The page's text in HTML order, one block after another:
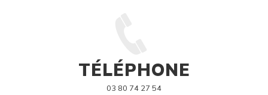
TÉLÉPHONE
03 80 74 27 54